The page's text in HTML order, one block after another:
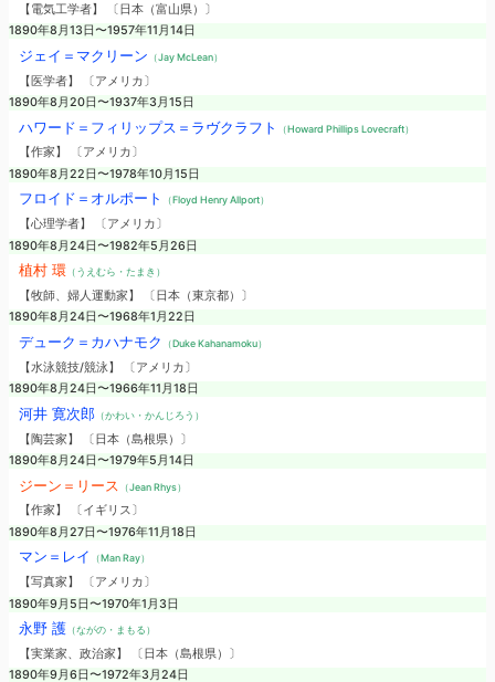
【電気工学者】 〔日本（富山県）〕
1890年8月13日〜1957年11月14日
ジェイ＝マクリーン （Jay McLean）
【医学者】 〔アメリカ〕
1890年8月20日〜1937年3月15日
ハワード＝フィリップス＝ラヴクラフト （Howard Phillips Lovecraft）
【作家】 〔アメリカ〕
1890年8月22日〜1978年10月15日
フロイド＝オルポート （Floyd Henry Allport）
【心理学者】 〔アメリカ〕
1890年8月24日〜1982年5月26日
植村 環（うえむら・たまき）
【牧師、婦人運動家】 〔日本（東京都）〕
1890年8月24日〜1968年1月22日
デューク＝カハナモク （Duke Kahanamoku）
【水泳競技/競泳】 〔アメリカ〕
1890年8月24日〜1966年11月18日
河井 寛次郎（かわい・かんじろう）
【陶芸家】 〔日本（島根県）〕
1890年8月24日〜1979年5月14日
ジーン＝リース （Jean Rhys）
【作家】 〔イギリス〕
1890年8月27日〜1976年11月18日
マン＝レイ （Man Ray）
【写真家】 〔アメリカ〕
1890年9月5日〜1970年1月3日
永野 護 （ながの・まもる）
【実業家、政治家】 〔日本（島根県）〕
1890年9月6日〜1972年3月24日